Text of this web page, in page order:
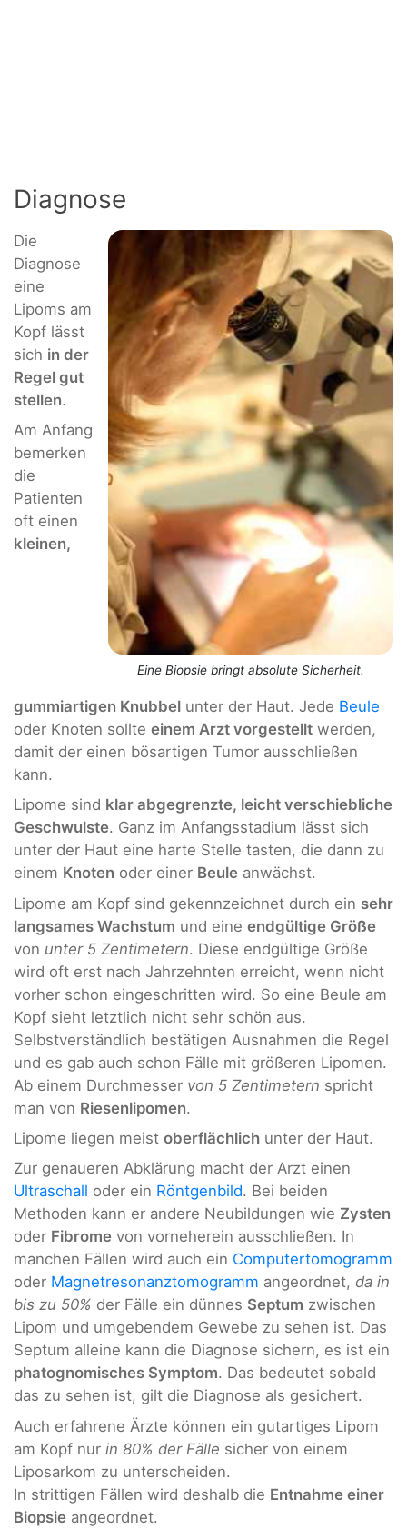
Diagnose
Eine Biopsie bringt absolute Sicherheit.
Die
Diagnose
eine
Lipoms am
Kopf lässt
sich in der
Regel gut
stellen.
Am Anfang
bemerken
die
Patienten
oft einen
kleinen,
gummiartigen Knubbel unter der Haut. Jede Beule
oder Knoten sollte einem Arzt vorgestellt werden,
damit der einen bösartigen Tumor ausschließen
kann.
Lipome sind klar abgegrenzte, leicht verschiebliche
Geschwulste. Ganz im Anfangsstadium lässt sich
unter der Haut eine harte Stelle tasten, die dann zu
einem Knoten oder einer Beule anwächst.
Lipome am Kopf sind gekennzeichnet durch ein sehr
langsames Wachstum und eine endgültige Größe
von unter 5 Zentimetern. Diese endgültige Größe
wird oft erst nach Jahrzehnten erreicht, wenn nicht
vorher schon eingeschritten wird. So eine Beule am
Kopf sieht letztlich nicht sehr schön aus.
Selbstverständlich bestätigen Ausnahmen die Regel
und es gab auch schon Fälle mit größeren Lipomen.
Ab einem Durchmesser von 5 Zentimetern spricht
man von Riesenlipomen.
Lipome liegen meist oberflächlich unter der Haut.
Zur genaueren Abklärung macht der Arzt einen
Ultraschall oder ein Röntgenbild. Bei beiden
Methoden kann er andere Neubildungen wie Zysten
oder Fibrome von vorneherein ausschließen. In
manchen Fällen wird auch ein Computertomogramm
oder Magnetresonanztomogramm angeordnet, da in
bis zu 50% der Fälle ein dünnes Septum zwischen
Lipom und umgebendem Gewebe zu sehen ist. Das
Septum alleine kann die Diagnose sichern, es ist ein
phatognomisches Symptom. Das bedeutet sobald
das zu sehen ist, gilt die Diagnose als gesichert.
Auch erfahrene Ärzte können ein gutartiges Lipom
am Kopf nur in 80% der Fälle sicher von einem
Liposarkom zu unterscheiden.
In strittigen Fällen wird deshalb die Entnahme einer
Biopsie angeordnet.